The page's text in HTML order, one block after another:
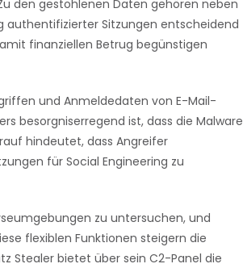
den gestohlenen Daten gehören neben
Sitzungen entscheidend
finanziellen Betrug begünstigen
und Anmeldedaten von E-Mail-
besorgniserregend ist, dass die Malware
hindeutet, dass Angreifer
für Social Engineering zu
zu untersuchen, und
flexiblen Funktionen steigern die
Stealer bietet über sein C2-Panel die